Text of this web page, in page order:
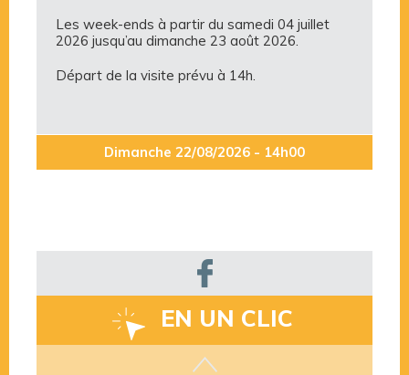
Les week-ends à partir du samedi 04 juillet
2026 jusqu’au dimanche 23 août 2026.
Départ de la visite prévu à 14h.
Dimanche 22/08/2026 - 14h00
EN UN CLIC